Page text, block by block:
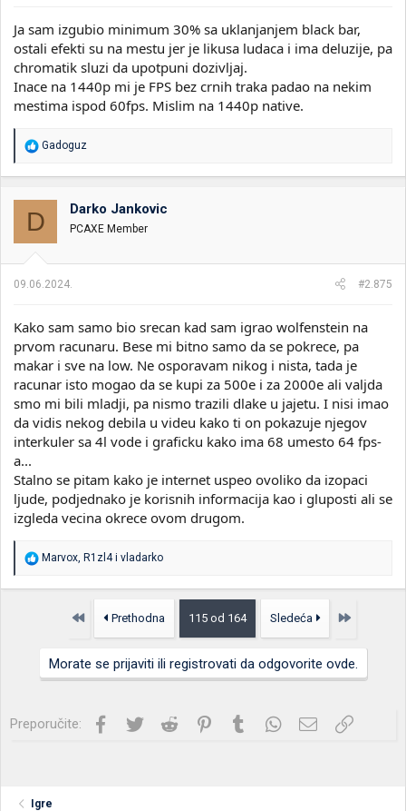
Ja sam izgubio minimum 30% sa uklanjanjem black bar,
ostali efekti su na mestu jer je likusa ludaca i ima deluzije, pa
chromatik sluzi da upotpuni dozivljaj.
Inace na 1440p mi je FPS bez crnih traka padao na nekim
mestima ispod 60fps. Mislim na 1440p native.
R
a
o
v
a
n
:
Gadoguz
D Darko Jankovic
PCAXE Member
09.06.2024. #2.875
Kako sam samo bio srecan kad sam igrao wolfenstein na
prvom racunaru. Bese mi bitno samo da se pokrece, pa
makar i sve na low. Ne osporavam nikog i nista, tada je
racunar isto mogao da se kupi za 500e i za 2000e ali valjda
smo mi bili mladji, pa nismo trazili dlake u jajetu. I nisi imao
da vidis nekog debila u videu kako ti on pokazuje njegov
interkuler sa 4l vode i graficku kako ima 68 umesto 64 fps-
a...
Stalno se pitam kako je internet uspeo ovoliko da izopaci
ljude, podjednako je korisnih informacija kao i gluposti ali se
izgleda vecina okrece ovom drugom.
R
a
Marvox, R1zl4i vladarko
Prvo Prethodna 115 od 164 Sledeća Poslednja
Morate se prijaviti ili registrovati da odgovorite ovde.
Preporučite: Facebook
Twitter Reddit PinterestTumblrWhatsApp
Imejl Link
Igre